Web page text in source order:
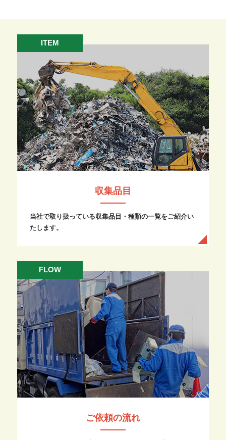
ITEM
収集品目
当社で取り扱っている収集品目・種類の一覧をご紹介い
たします。
FLOW
ご依頼の流れ